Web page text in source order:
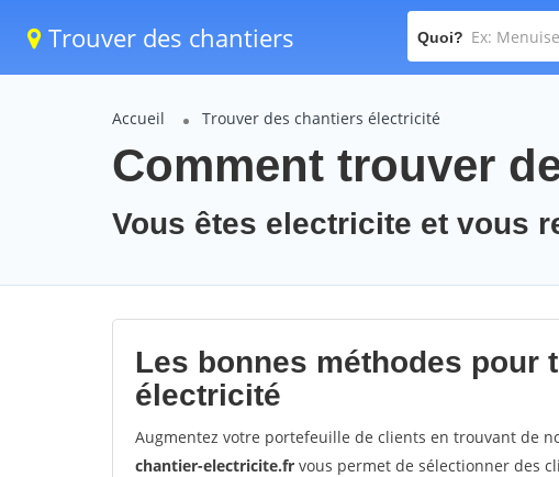
Trouver des chantiers Quoi?
Accueil Trouver des chantiers électricité
Comment trouver
Vous êtes electricite et vous
Les bonnes méthodes pour
électricité
Augmentez votre portefeuille de clients en trouvant de
chantier-electricite.fr vous permet de sélectionner des